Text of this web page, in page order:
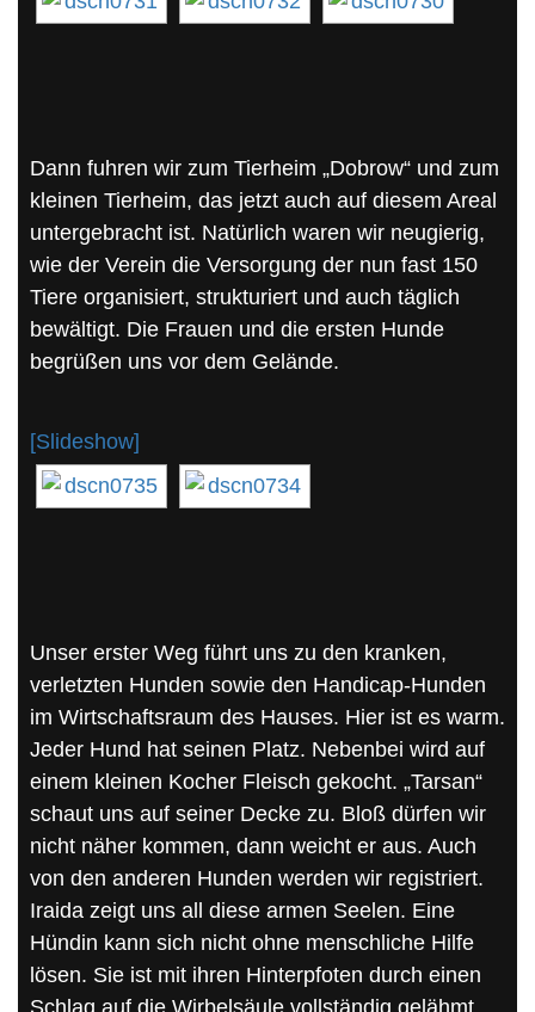
Dann fuhren wir zum Tierheim „Dobrow“ und zum
kleinen Tierheim, das jetzt auch auf diesem Areal
untergebracht ist. Natürlich waren wir neugierig,
wie der Verein die Versorgung der nun fast 150
Tiere organisiert, strukturiert und auch täglich
bewältigt. Die Frauen und die ersten Hunde
begrüßen uns vor dem Gelände.
[Slideshow]
Unser erster Weg führt uns zu den kranken,
verletzten Hunden sowie den Handicap-Hunden
im Wirtschaftsraum des Hauses. Hier ist es warm.
Jeder Hund hat seinen Platz. Nebenbei wird auf
einem kleinen Kocher Fleisch gekocht. „Tarsan“
schaut uns auf seiner Decke zu. Bloß dürfen wir
nicht näher kommen, dann weicht er aus. Auch
von den anderen Hunden werden wir registriert.
Iraida zeigt uns all diese armen Seelen. Eine
Hündin kann sich nicht ohne menschliche Hilfe
lösen. Sie ist mit ihren Hinterpfoten durch einen
Schlag auf die Wirbelsäule vollständig gelähmt.